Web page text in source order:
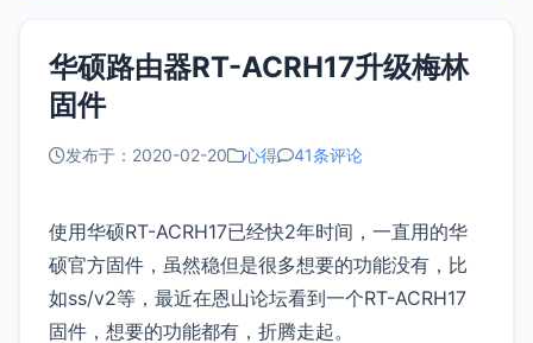
华硕路由器RT-ACRH17升级梅林
固件
发布于：2020-02-20 心得 41条评论
使用华硕RT-ACRH17已经快2年时间，一直用的华
硕官方固件，虽然稳但是很多想要的功能没有，比
如ss/v2等，最近在恩山论坛看到一个RT-ACRH17
固件，想要的功能都有，折腾走起。